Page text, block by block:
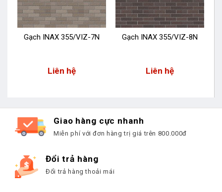
Gạch INAX 355/VIZ-7N
Liên hệ
Gạch INAX 355/VIZ-8N
Liên hệ
Giao hàng cực nhanh
Miễn phí với đơn hàng trị giá trên 800.000đ
Đổi trả hàng
Đổi trả hàng thoải mái